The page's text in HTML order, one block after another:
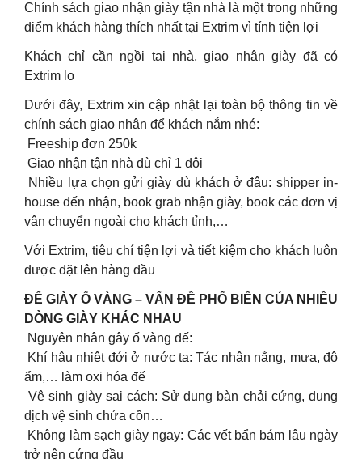
Chính sách giao nhận giày tận nhà là một trong những
điểm khách hàng thích nhất tại Extrim vì tính tiện lợi
Khách chỉ cần ngồi tại nhà, giao nhận giày đã có
Extrim lo
Dưới đây, Extrim xin cập nhật lại toàn bộ thông tin về
chính sách giao nhận để khách nắm nhé:
Freeship đơn 250k
Giao nhận tận nhà dù chỉ 1 đôi
Nhiều lựa chọn gửi giày dù khách ở đâu: shipper in-
house đến nhận, book grab nhận giày, book các đơn vị
vận chuyển ngoài cho khách tỉnh,…
Với Extrim, tiêu chí tiện lợi và tiết kiệm cho khách luôn
được đặt lên hàng đầu
ĐẾ GIÀY Ố VÀNG – VẤN ĐỀ PHỔ BIẾN CỦA NHIỀU
DÒNG GIÀY KHÁC NHAU
Nguyên nhân gây ố vàng đế:
Khí hậu nhiệt đới ở nước ta: Tác nhân nắng, mưa, độ
ẩm,… làm oxi hóa đế
Vệ sinh giày sai cách: Sử dụng bàn chải cứng, dung
dịch vệ sinh chứa cồn…
Không làm sạch giày ngay: Các vết bẩn bám lâu ngày
trở nên cứng đầu